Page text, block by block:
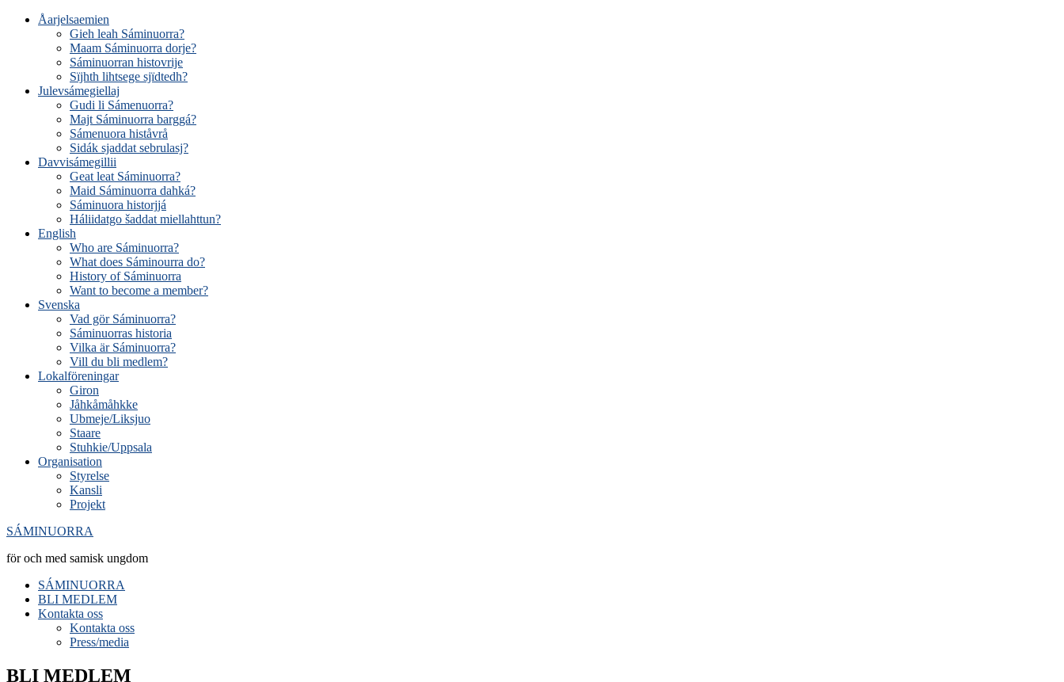
Åarjelsaemien
Gieh leah Sáminuorra?
Maam Sáminuorra dorje?
Sáminuorran histovrije
Sïjhth lihtsege sjïdtedh?
Julevsámegiellaj
Gudi li Sámenuorra?
Majt Sáminuorra barggá?
Sámenuora histåvrå
Sidák sjaddat sebrulasj?
Davvisámegillii
Geat leat Sáminuorra?
Maid Sáminuorra dahká?
Sáminuora historjjá
Háliidatgo šaddat miellahttun?
English
Who are Sáminuorra?
What does Sáminourra do?
History of Sáminuorra
Want to become a member?
Svenska
Vad gör Sáminuorra?
Sáminuorras historia
Vilka är Sáminuorra?
Vill du bli medlem?
Lokalföreningar
Giron
Jåhkåmåhkke
Ubmeje/Liksjuo
Staare
Stuhkie/Uppsala
Organisation
Styrelse
Kansli
Projekt
SÁMINUORRA
för och med samisk ungdom
SÁMINUORRA
BLI MEDLEM
Kontakta oss
Kontakta oss
Press/media
BLI MEDLEM